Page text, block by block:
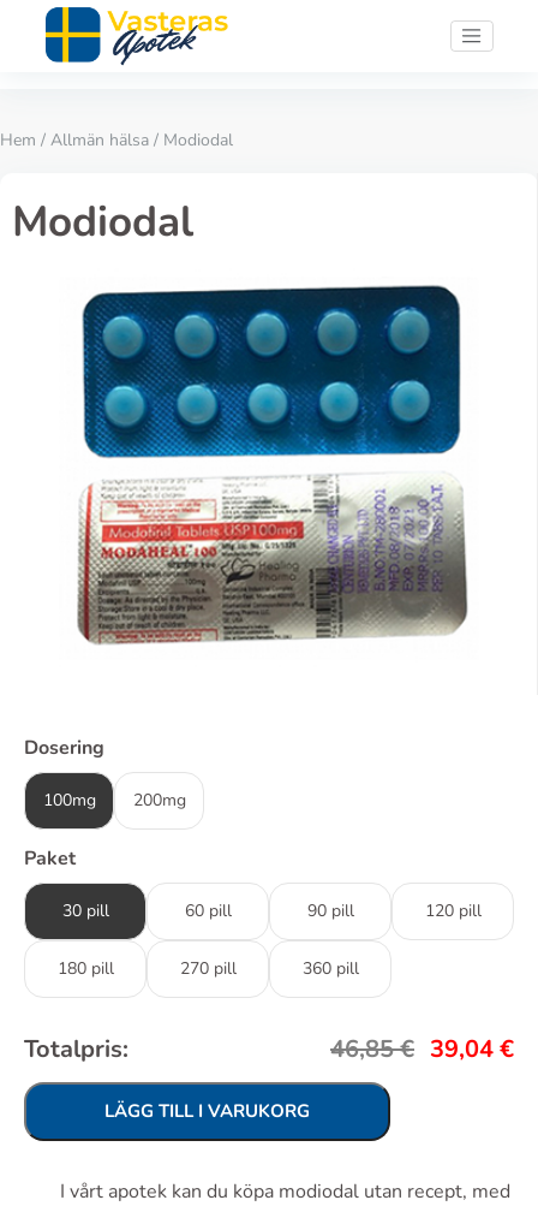
Hem / Allmän hälsa / Modiodal
Modiodal
Dosering
100mg 200mg
Paket
30 pill 60 pill 90 pill 120 pill
180 pill 270 pill 360 pill
Totalpris: 46,85€ 39,04€
LÄGG TILL I VARUKORG
I vårt apotek kan du köpa modiodal utan recept, med